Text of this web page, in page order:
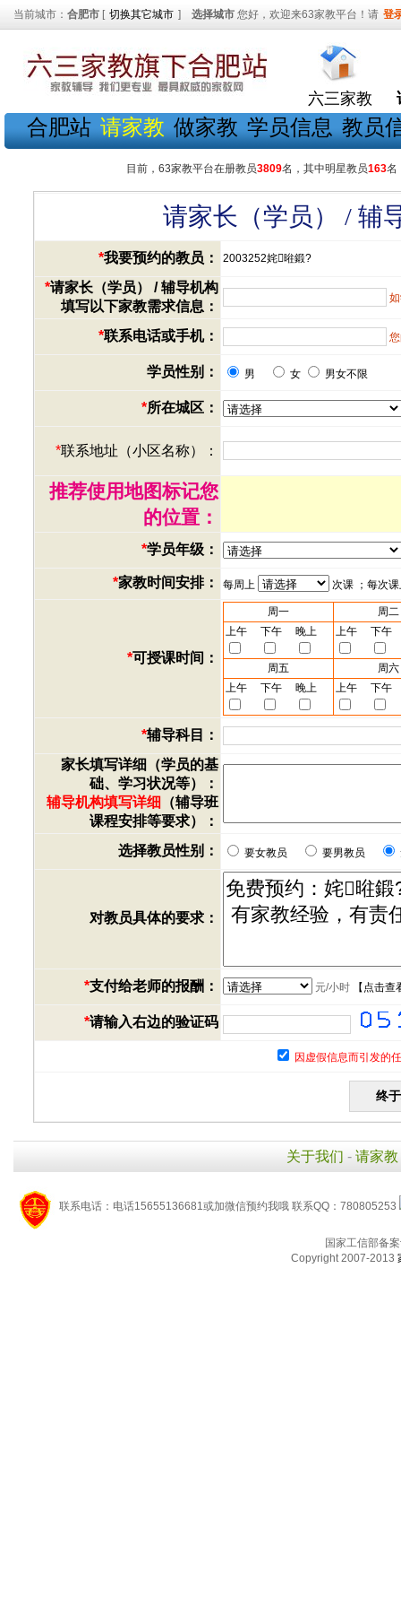
当前城市： 合肥市 [ 切换其它城市 ] 选择城市 您好，欢迎来63家教平台！请 登
六三家教
合肥站 请家教 做家教 学员信息 教员
目前，63家教平台在册教员3809名，其中明星教员163名
请家长（学员） / 辅
*我要预约的教员： 2003252姹暀鍛?
*请家长（学员） / 辅导机构
填写以下家教需求信息：
*联系电话或手机：
学员性别： 男 女 男女不限
*所在城区：
*联系地址（小区名称）：
推荐使用地图标记您
的位置：
*学员年级：
*家教时间安排： 每周上 次课 ；每次
*可授课时间：
周一
周二
上午
下午 晚上 上午 下午
周五
周六
上午
下午 晚上 上午 下午
*辅导科目：
家长填写详细（学员的基
础、学习状况等）：
辅导机构填写详细 （辅导班
课程安排等要求）：
选择教员性别：
要女教员 要男教员
对教员具体的要求：
*支付给老师的报酬： 元/小时【 点击查
*请输入右边的验证码
因虚假信息而引发的
关于我们 - 请家教
联系电话：电话15655136681或加微信预约我哦 联系QQ：780805253
国家工信部备
Copyright 2007-2013